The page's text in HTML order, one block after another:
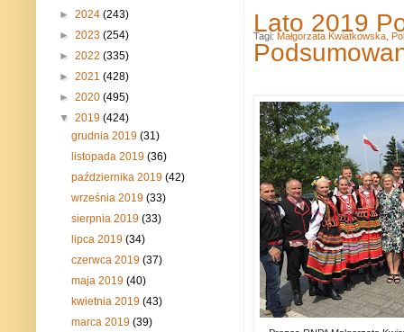
Lato 2019
Tagi: Małgorzata Kwiatkowska
► 2024 (243)
► 2023 (254)
► 2022 (335)
► 2021 (428)
► 2020 (495)
▼ 2019 (424)
grudnia 2019(31)
listopada 2019(36)
października 2019(42)
września 2019(33)
sierpnia 2019(33)
lipca 2019(34)
czerwca 2019(37)
maja 2019(40)
kwietnia 2019(43)
marca 2019(39)